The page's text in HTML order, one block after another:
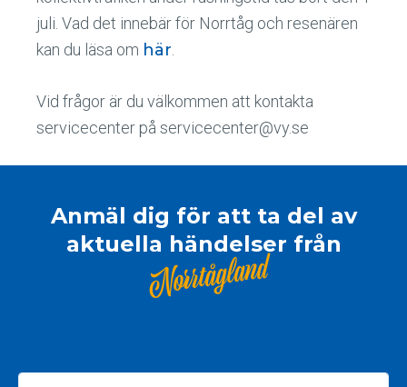
juli. Vad det innebär för Norrtåg och resenären
kan du läsa om här
Vid frågor är du välkommen att kontakta
servicecenter på servicecenter@vy.se
Anmäl dig för att ta del av
aktuella händelser från
Norrtågland